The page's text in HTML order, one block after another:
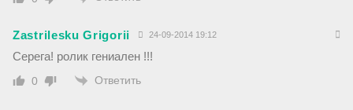
Zastrilesku Grigorii 24-09-2014 19:12
Серега! ролик гениален !!!
0 Ответить